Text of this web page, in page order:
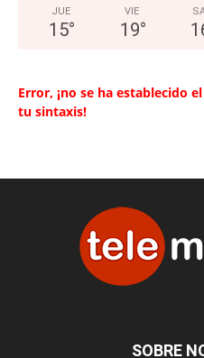
JUE
15°
VIE
19°
Error, ¡no se ha establecido
tu sintaxis!
SOBRE